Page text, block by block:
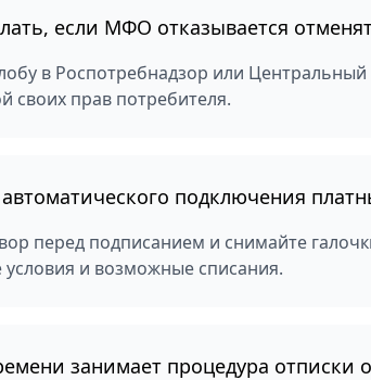
если МФО отказывается
в Роспотребнадзор или
своих прав потребителя.
подключения
перед подписанием и снимайте
и возможные списания.
занимает процедура отписки